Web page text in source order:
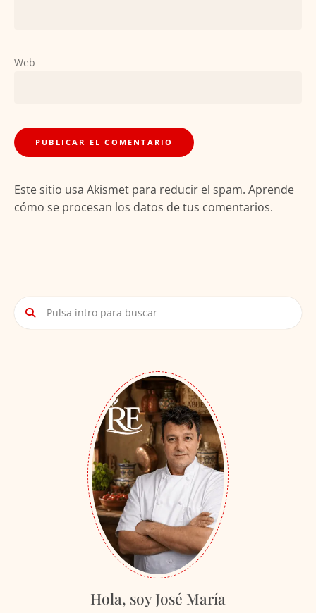
Web
Este sitio usa Akismet para reducir el spam. Aprende
cómo se procesan los datos de tus comentarios.
Hola, soy José María